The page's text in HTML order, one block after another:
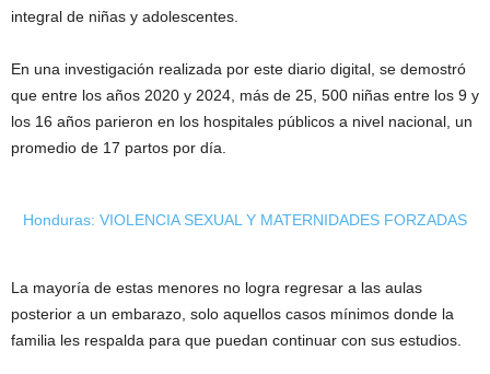
integral de niñas y adolescentes.
En una investigación realizada por este diario digital, se demostró
que entre los años 2020 y 2024, más de 25, 500 niñas entre los 9 y
los 16 años parieron en los hospitales públicos a nivel nacional, un
promedio de 17 partos por día.
Honduras: VIOLENCIA SEXUAL Y MATERNIDADES FORZADAS
La mayoría de estas menores no logra regresar a las aulas
posterior a un embarazo, solo aquellos casos mínimos donde la
familia les respalda para que puedan continuar con sus estudios.